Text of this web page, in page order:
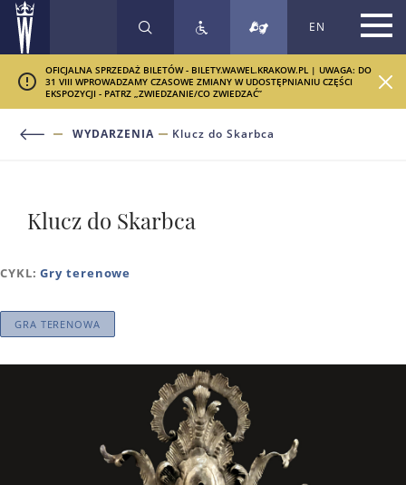
SZUKAJ EN
OFICJALNA SPRZEDAŻ BILETÓW - BILETY.WAWEL.KRAKOW.PL | UWAGA: DO
31 VIII WPROWADZAMY CZASOWE ZMIANY W UDOSTĘPNIANIU CZĘŚCI
EKSPOZYCJI - PATRZ „ZWIEDZANIE/CO ZWIEDZAĆ”
WYDARZENIA Klucz do Skarbca
Klucz do Skarbca
CYKL:Gry terenowe
GRA TERENOWA